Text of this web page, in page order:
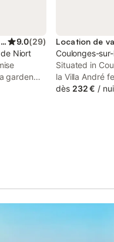
Maison de campagne pour 4 personnes 9.0(29)
Niort
garden
Niort
Coulonges-
Situated in
la Villa André
with a private
dès 232 € /